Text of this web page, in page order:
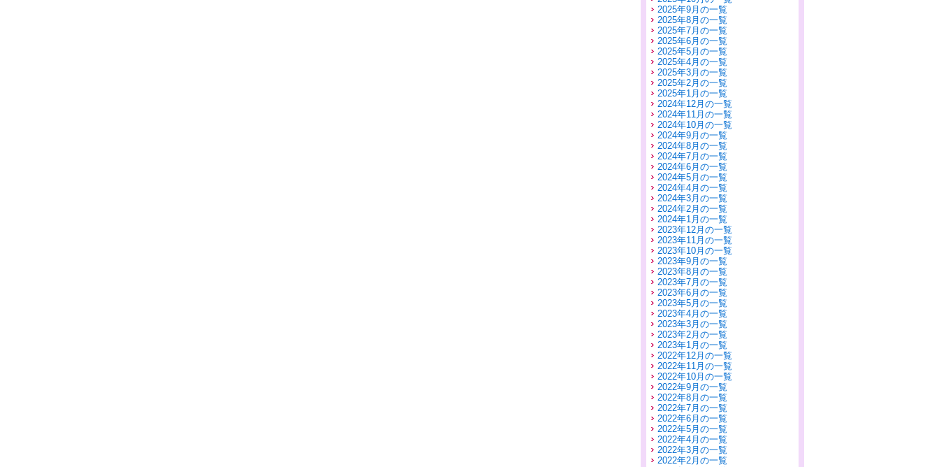
2025年9月の一覧
2025年8月の一覧
2025年7月の一覧
2025年6月の一覧
2025年5月の一覧
2025年4月の一覧
2025年3月の一覧
2025年2月の一覧
2025年1月の一覧
2024年12月の一覧
2024年11月の一覧
2024年10月の一覧
2024年9月の一覧
2024年8月の一覧
2024年7月の一覧
2024年6月の一覧
2024年5月の一覧
2024年4月の一覧
2024年3月の一覧
2024年2月の一覧
2024年1月の一覧
2023年12月の一覧
2023年11月の一覧
2023年10月の一覧
2023年9月の一覧
2023年8月の一覧
2023年7月の一覧
2023年6月の一覧
2023年5月の一覧
2023年4月の一覧
2023年3月の一覧
2023年2月の一覧
2023年1月の一覧
2022年12月の一覧
2022年11月の一覧
2022年10月の一覧
2022年9月の一覧
2022年8月の一覧
2022年7月の一覧
2022年6月の一覧
2022年5月の一覧
2022年4月の一覧
2022年3月の一覧
2022年2月の一覧